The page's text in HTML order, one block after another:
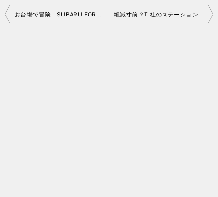
投
お台場で冒険「SUBARU FORESTER ADVENTURE」 絶滅寸前？T 社のステーションワゴン